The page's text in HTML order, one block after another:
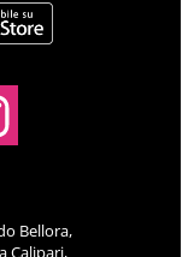
Bellora,
Calipari,